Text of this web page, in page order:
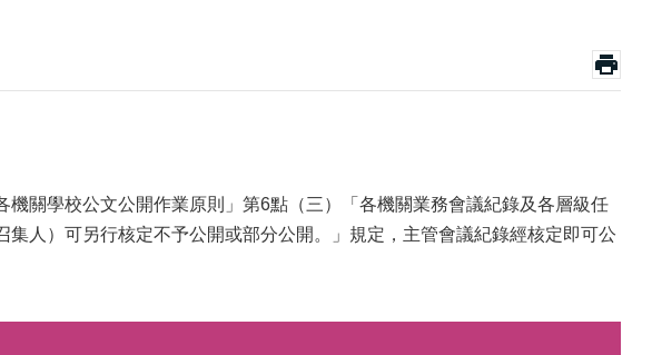
關學校公文公開作業原則」第6點（三）「各機關業務會議紀錄及各層級任
人）可另行核定不予公開或部分公開。」規定，主管會議紀錄經核定即可公